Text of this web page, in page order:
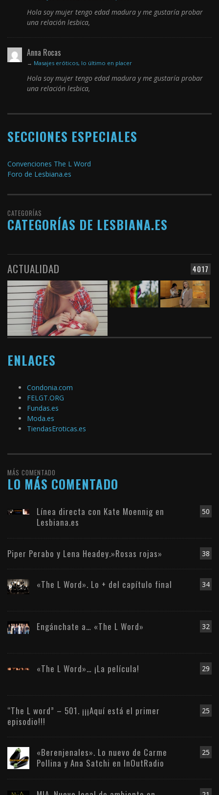
Hola soy mujer tengo edad madura y me gustaría probar
una relación lesbica,
Anna Rocas
→ Masajes eróticos, lo último en placer
Hola soy mujer tengo edad madura y me gustaría probar
una relación lesbica,
SECCIONES ESPECIALES
Convenciones The L Word
Foro de Lesbiana.es
CATEGORÍAS
CATEGORÍAS DE LESBIANA.ES
4017
ACTUALIDAD
ENLACES
Condonia.com
FELGT.ORG
Fundas.es
Moda.es
TiendasEroticas.es
MÁS COMENTADO
LO MÁS COMENTADO
50
Línea directa con Kate Moennig en
Lesbiana.es
38
Piper Perabo y Lena Headey.»Rosas rojas»
34
«The L Word». Lo + del capítulo final
32
Engánchate a… «The L Word»
29
«The L Word»… ¡La película!
25
“The L word” – 501. ¡¡¡Aquí está el primer
episodio!!!
25
«Berenjenales». Lo nuevo de Carme
Pollina y Ana Satchi en InOutRadio